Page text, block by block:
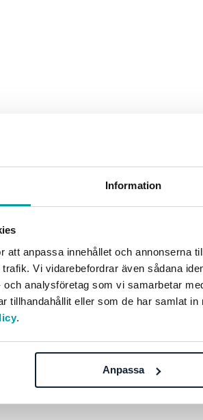
Information
att anpassa innehållet och annonserna
Vi vidarebefordrar även sådana
analysföretag som vi samarbetar
tillhandahållit eller som de har samlat
.
Anpassa